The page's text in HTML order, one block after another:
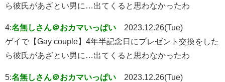
ら彼氏があざとい男に…出てくると思わなかったわ
4:名無しさん＠おカマいっぱい
2023.12.26(Tue)
ゲイで【Gay couple】4年半記念日にプレゼント交換をした
ら彼氏があざとい男に…出てくると思わなかったわ
5:名無しさん＠おカマいっぱい
2023.12.26(Tue)